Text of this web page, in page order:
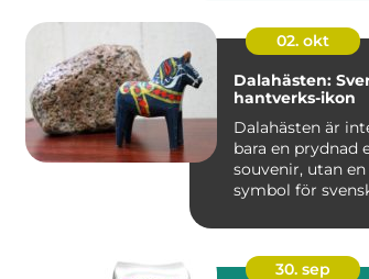
02. okt
Dalahästen:
hantverks-ikon
Dalahästen är
bara en prydnad
souvenir, utan en
symbol för
30. sep